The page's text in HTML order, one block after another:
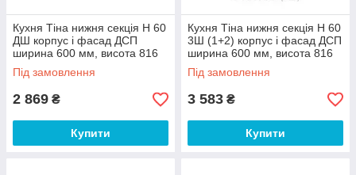
Кухня Тіна нижня секція Н 60
ДШ корпус і фасад ДСП
ширина 600 мм, висота 816
мм (Світ Меблів ТМ)
Під замовлення
2 869 ₴
Купити
Кухня Тіна нижня секція Н 60
3Ш (1+2) корпус і фасад ДСП
ширина 600 мм, висота 816
мм (Світ Меблів ТМ)
Під замовлення
3 583 ₴
Купити